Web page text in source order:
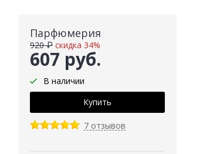
Парфюмерия
607 руб.
920 ₽ скидка 34%
В наличии
7 отзывов